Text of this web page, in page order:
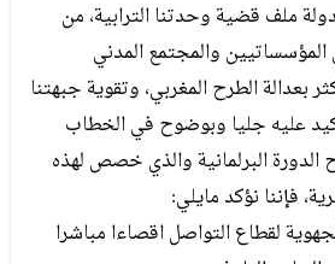
ملف قضية وحدتنا الترابية، من
المؤسساتيين والمجتمع المدني
بعدالة الطرح المغربي، وتقوية جبهتنا
عليه جليا وبوضوح في الخطاب
الدورة البرلمانية والذي خصص لهذه
فإننا نؤكد مايلي:
لقطاع التواصل اقصاءا مباشرا